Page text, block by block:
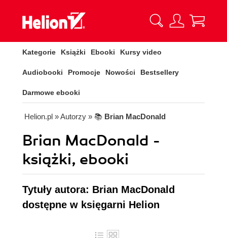
Kategorie Książki Ebooki Kursy video
Audiobooki Promocje Nowości Bestsellery
Darmowe ebooki
Helion.pl » Autorzy » 📚 Brian MacDonald
Brian MacDonald -
książki, ebooki
Tytuły autora: Brian MacDonald
dostępne w księgarni Helion